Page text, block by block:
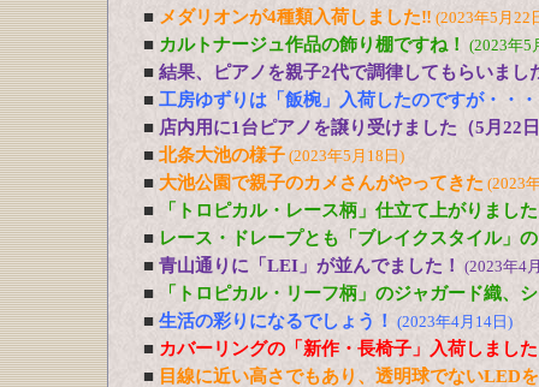
■ メダリオンが4種類入荷しました‼ (2023年5月22
■ カルトナージュ作品の飾り棚ですね！ (2023年5
■ 結果、ピアノを親子2代で調律してもらいまし
■ 工房ゆずりは「飯椀」入荷したのですが・・・
■ 店内用に1台ピアノを譲り受けました（5月22
■ 北条大池の様子 (2023年5月18日)
■ 大池公園で親子のカメさんがやってきた (2023
■ 「トロピカル・レース柄」仕立て上がりました
■ レース・ドレープとも「ブレイクスタイル」
■ 青山通りに「LEI」が並んでました！ (2023年4
■
「トロピカル・リーフ柄」のジャガード織、
■ 生活の彩りになるでしょう！ (2023年4月14日)
■ カバーリングの「新作・長椅子」入荷しまし
■ 目線に近い高さでもあり、透明球でないLED